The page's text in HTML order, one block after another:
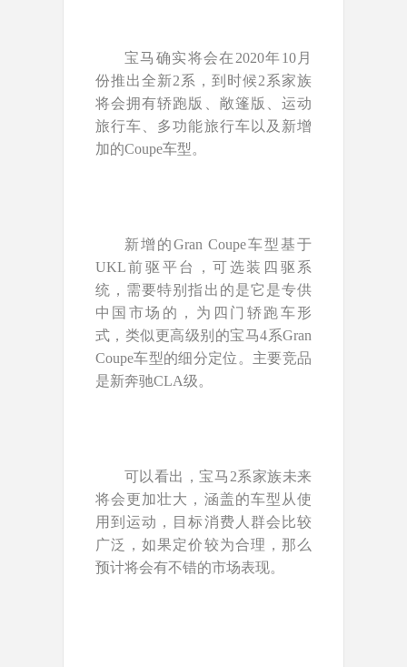
宝马确实将会在2020年10月
份推出全新2系，到时候2系家族
将会拥有轿跑版、敞篷版、运动
旅行车、多功能旅行车以及新增
加的Coupe车型。
新增的Gran Coupe车型基于
UKL前驱平台，可选装四驱系
统，需要特别指出的是它是专供
中国市场的，为四门轿跑车形
式，类似更高级别的宝马4系Gran
Coupe车型的细分定位。主要竞品
是新奔驰CLA级。
可以看出，宝马2系家族未来
将会更加壮大，涵盖的车型从使
用到运动，目标消费人群会比较
广泛，如果定价较为合理，那么
预计将会有不错的市场表现。